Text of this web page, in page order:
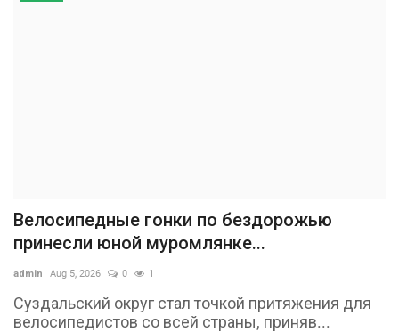
Велосипедные гонки по бездорожью
принесли юной муромлянке...
admin Aug 5, 2026 0 1
Суздальский округ стал точкой притяжения для
велосипедистов со всей страны, приняв...